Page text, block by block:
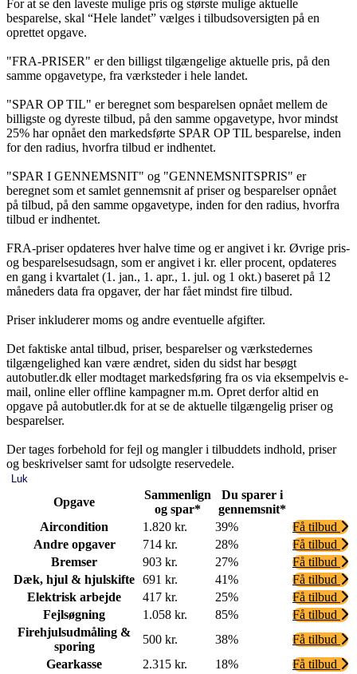
For at se den laveste mulige pris og største mulige aktuelle
besparelse, skal “Hele landet” vælges i tilbudsoversigten på en
oprettet opgave.
"FRA-PRISER" er den billigst tilgængelige aktuelle pris, på den
samme opgavetype, fra værksteder i hele landet.
"SPAR OP TIL" er beregnet som besparelsen opnået mellem de
billigste og dyreste tilbud, på den samme opgavetype, hvor mindst
25% har opnået den markedsførte SPAR OP TIL besparelse, inden
for den radius, hvorfra tilbud er indhentet.
"SPAR I GENNEMSNIT" og "GENNEMSNITSPRIS" er
beregnet som et samlet gennemsnit af priser og besparelser opnået
på tilbud, på den samme opgavetype, inden for den radius, hvorfra
tilbud er indhentet.
FRA-priser opdateres hver halve time og er angivet i kr. Øvrige pris-
og besparelsesudsagn, som er angivet i kr. eller procent, opdateres
en gang i kvartalet (1. jan., 1. apr., 1. jul. og 1 okt.) baseret på 12
måneders data fra opgaver, der har fået mindst fire tilbud.
Priser inkluderer moms og andre eventuelle afgifter.
Det faktiske antal tilbud, priser, besparelser og værkstedernes
tilgængelighed kan være ændret, siden du sidst har besøgt
autobutler.dk eller modtaget markedsføring fra os via eksempelvis e-
mail, online eller offline kampagner m.m. Opret derfor altid en
opgave på autobutler.dk for at se de aktuelle tilgængelig priser og
besparelser.
Der tages forbehold for fejl og mangler i tilbuddets indhold, priser
og beskrivelser samt for udsolgte reservedele.
Luk
Opgave
Sammenlign
og spar*
Du sparer i
gennemsnit*
Aircondition
1.820 kr. 39%
Få tilbud
Andre opgaver
714 kr. 28%
Få tilbud
Bremser
903 kr. 27%
Få tilbud
Dæk, hjul & hjulskifte 691 kr. 41%
Få tilbud
Elektrisk arbejde
417 kr. 25%
Få tilbud
Fejlsøgning
1.058 kr. 85%
Få tilbud
Firehjulsudmåling &
sporing
500 kr. 38%
Få tilbud
Gearkasse
2.315 kr. 18%
Få tilbud